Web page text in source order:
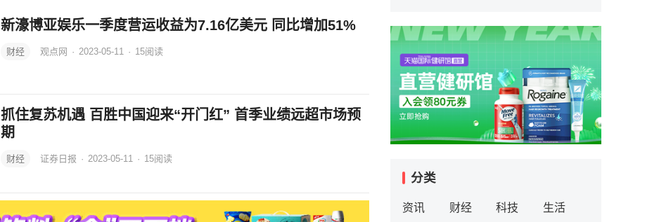
新濠博亚娱乐一季度营运收益为7.16亿美元 同比增加51%
财经 观点网 · 2023-05-11 · 15阅读
抓住复苏机遇 百胜中国迎来“开门红” 首季业绩远超市场预
期
财经 证券日报 · 2023-05-11 · 15阅读
分类
资讯 财经 科技 生活